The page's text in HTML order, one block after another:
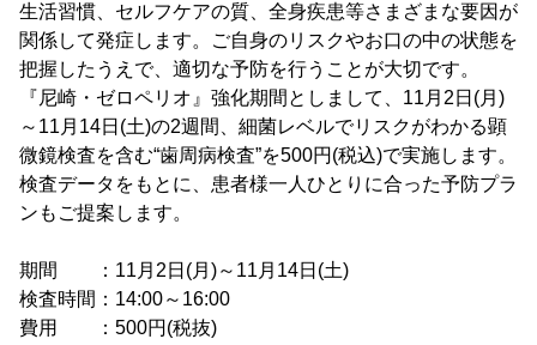
生活習慣、セルフケアの質、全身疾患等さまざまな要因が
関係して発症します。ご自身のリスクやお口の中の状態を
把握したうえで、適切な予防を行うことが大切です。
『尼崎・ゼロペリオ』強化期間としまして、11月2日(月)
～11月14日(土)の2週間、細菌レベルでリスクがわかる顕
微鏡検査を含む“歯周病検査”を500円(税込)で実施します。
検査データをもとに、患者様一人ひとりに合った予防プラ
ンもご提案します。
期間 ：11月2日(月)～11月14日(土)
検査時間：14:00～16:00
費用 ：500円(税抜)